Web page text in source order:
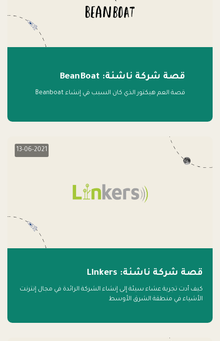
قصة شركة ناشئة: BeanBoat
قصة العم هيكتور الذي كان السبب في إنشاء Beanboat
13-06-2021
قصة شركة ناشئة: Linkers
كيف أدت تجربة عشاء سيئة إلى إنشاء الشركة الرائدة في مجال إنترنت
الأشياء في منطقة الشرق الأوسط